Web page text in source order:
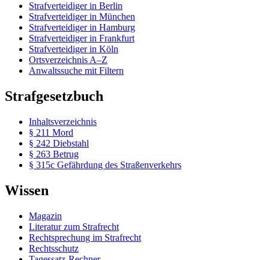
Strafverteidiger in Berlin
Strafverteidiger in München
Strafverteidiger in Hamburg
Strafverteidiger in Frankfurt
Strafverteidiger in Köln
Ortsverzeichnis A–Z
Anwaltssuche mit Filtern
Strafgesetzbuch
Inhaltsverzeichnis
§ 211 Mord
§ 242 Diebstahl
§ 263 Betrug
§ 315c Gefährdung des Straßenverkehrs
Wissen
Magazin
Literatur zum Strafrecht
Rechtsprechung im Strafrecht
Rechtsschutz